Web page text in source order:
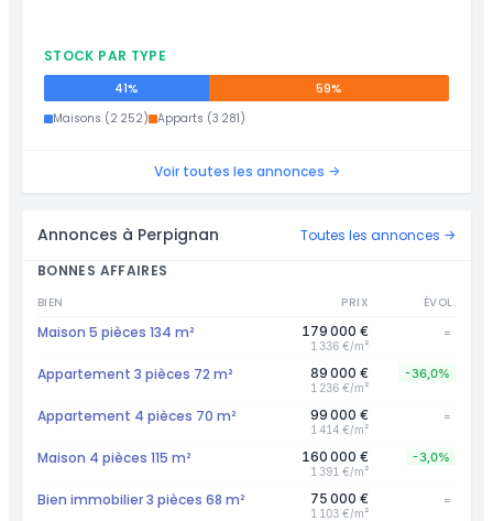
STOCK PAR TYPE
41% 59%
Maisons (2 252) Apparts (3 281)
Voir toutes les annonces →
Annonces à Perpignan
Toutes les annonces →
BONNES AFFAIRES
BIEN PRIX ÉVOL.
Maison 5 pièces 134 m² 179 000 €
1 336 €/m²
=
Appartement 3 pièces 72 m² 89 000 €
1 236 €/m²
-36,0%
Appartement 4 pièces 70 m² 99 000 €
1 414 €/m²
=
Maison 4 pièces 115 m² 160 000 €
1 391 €/m²
-3,0%
Bien immobilier 3 pièces 68 m² 75 000 €
1 103 €/m²
=